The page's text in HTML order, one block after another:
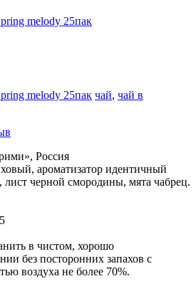
melody 25пак
melody 25пак чай, чай в
Россия
ароматизатор идентичный
лист черной смородины, мята чабрец.
в чистом, хорошо
без посторонних запахов с
воздуха не более 70%.